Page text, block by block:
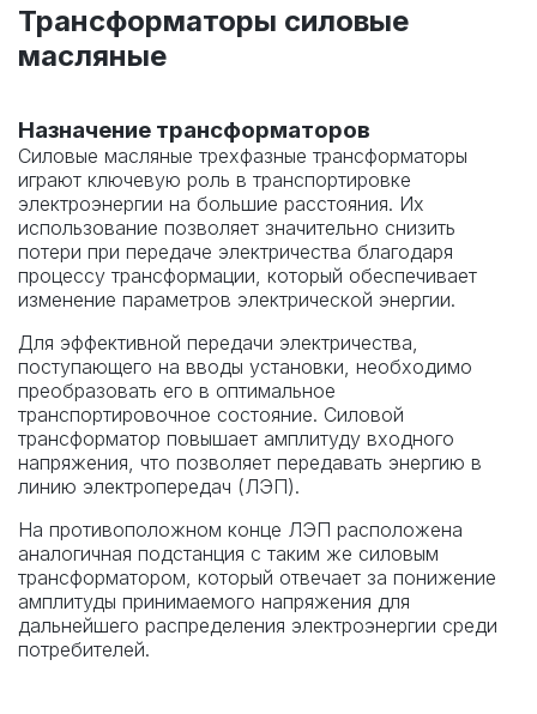
Трансформаторы силовые
масляные
Назначение трансформаторов
Силовые масляные трехфазные трансформаторы
играют ключевую роль в транспортировке
электроэнергии на большие расстояния. Их
использование позволяет значительно снизить
потери при передаче электричества благодаря
процессу трансформации, который обеспечивает
изменение параметров электрической энергии.
Для эффективной передачи электричества,
поступающего на вводы установки, необходимо
преобразовать его в оптимальное
транспортировочное состояние. Силовой
трансформатор повышает амплитуду входного
напряжения, что позволяет передавать энергию в
линию электропередач (ЛЭП).
На противоположном конце ЛЭП расположена
аналогичная подстанция с таким же силовым
трансформатором, который отвечает за понижение
амплитуды принимаемого напряжения для
дальнейшего распределения электроэнергии среди
потребителей.